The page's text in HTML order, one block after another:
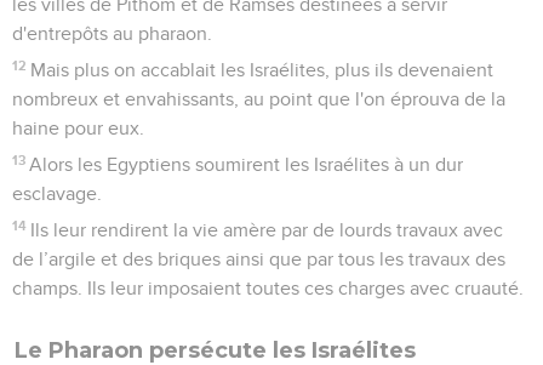
les villes de Pithom et de Ramsès destinées à servir
d'entrepôts au pharaon.
12 Mais plus on accablait les Israélites, plus ils devenaient
nombreux et envahissants, au point que l'on éprouva de la
haine pour eux.
13 Alors les Egyptiens soumirent les Israélites à un dur
esclavage.
14 Ils leur rendirent la vie amère par de lourds travaux avec
de l’argile et des briques ainsi que par tous les travaux des
champs. Ils leur imposaient toutes ces charges avec cruauté.
Le Pharaon persécute les Israélites